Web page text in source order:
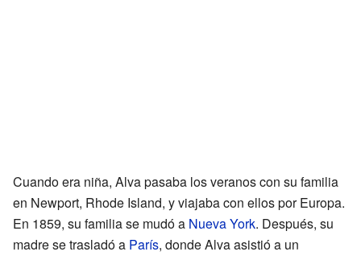
Cuando era niña, Alva pasaba los veranos con su familia
en Newport, Rhode Island, y viajaba con ellos por Europa.
En 1859, su familia se mudó a Nueva York. Después, su
madre se trasladó a París, donde Alva asistió a un